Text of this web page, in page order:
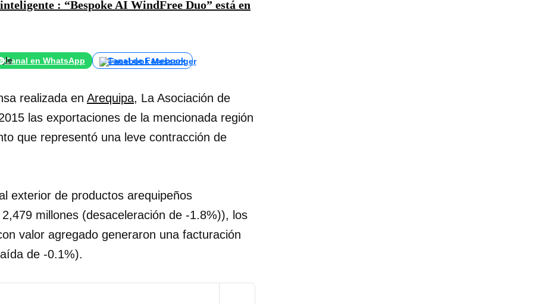
: “Bespoke AI WindFree Duo” está en
Canal en WhatsApp Canal de Facebook
realizada en Arequipa, La Asociación de
las exportaciones de la mencionada región
que representó una leve contracción de
exterior de productos arequipeños
millones (desaceleración de -1.8%)), los
valor agregado generaron una facturación
de -0.1%).